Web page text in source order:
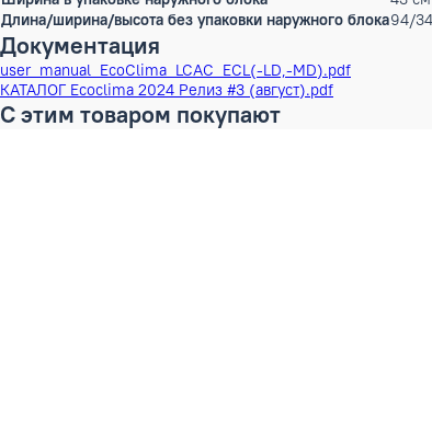
Дополнительные функции
Фильтра
Вес без упаковки
Высота в упаковке
Ширина в упаковке